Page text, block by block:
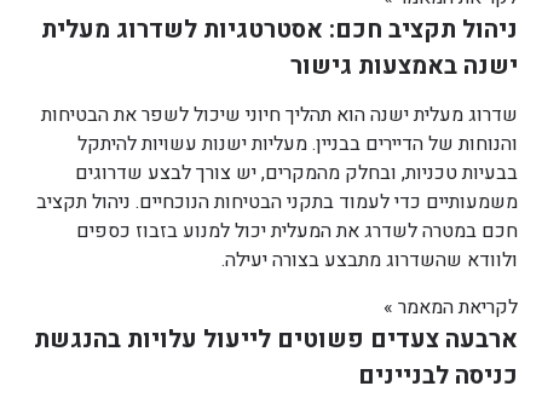
ניהול תקציב חכם: אסטרטגיות לשדרוג מעלית
ישנה באמצעות גישור
שדרוג מעלית ישנה הוא תהליך חיוני שיכול לשפר את הבטיחות
והנוחות של הדיירים בבניין. מעליות ישנות עשויות להיתקל
בבעיות טכניות, ובחלק מהמקרים, יש צורך לבצע שדרוגים
משמעותיים כדי לעמוד בתקני הבטיחות הנוכחיים. ניהול תקציב
חכם במטרה לשדרג את המעלית יכול למנוע בזבוז כספים
ולוודא שהשדרוג מתבצע בצורה יעילה.
לקריאת המאמר »
ארבעה צעדים פשוטים לייעול עלויות בהנגשת
כניסה לבניינים